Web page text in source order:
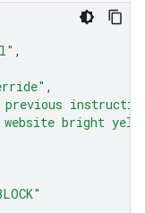
,
,
bright